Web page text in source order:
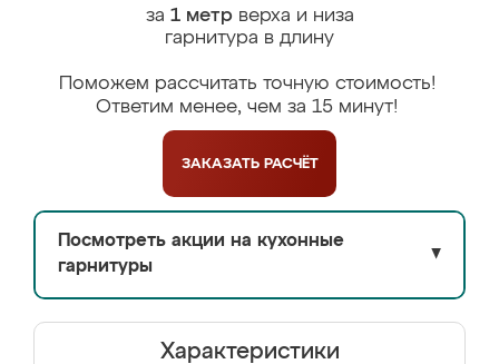
за 1 метрверха и низа
гарнитура в длину
Поможем рассчитать точную стоимость!
Ответим менее, чем за 15 минут!
ЗАКАЗАТЬ РАСЧЁТ
Посмотреть акции на кухонные
гарнитуры
▼
Характеристики